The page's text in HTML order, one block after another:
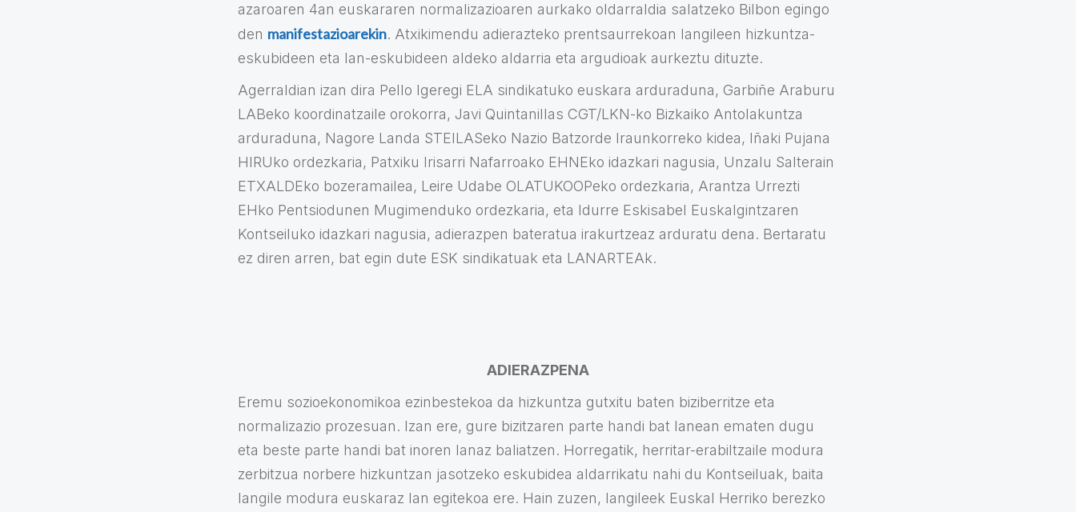
azaroaren 4an euskararen normalizazioaren aurkako oldarraldia salatzeko Bilbon egingo
den manifestazioarekin. Atxikimendu adierazteko prentsaurrekoan langileen hizkuntza-
eskubideen eta lan-eskubideen aldeko aldarria eta argudioak aurkeztu dituzte.
Agerraldian izan dira Pello Igeregi ELA sindikatuko euskara arduraduna, Garbiñe Araburu
LABeko koordinatzaile orokorra, Javi Quintanillas CGT/LKN-ko Bizkaiko Antolakuntza
arduraduna, Nagore Landa STEILASeko Nazio Batzorde Iraunkorreko kidea, Iñaki Pujana
HIRUko ordezkaria, Patxiku Irisarri Nafarroako EHNEko idazkari nagusia, Unzalu Salterain
ETXALDEko bozeramailea, Leire Udabe OLATUKOOPeko ordezkaria, Arantza Urrezti
EHko Pentsiodunen Mugimenduko ordezkaria, eta Idurre Eskisabel Euskalgintzaren
Kontseiluko idazkari nagusia, adierazpen bateratua irakurtzeaz arduratu dena. Bertaratu
ez diren arren, bat egin dute ESK sindikatuak eta LANARTEAk.
ADIERAZPENA
Eremu sozioekonomikoa ezinbestekoa da hizkuntza gutxitu baten biziberritze eta
normalizazio prozesuan. Izan ere, gure bizitzaren parte handi bat lanean ematen dugu
eta beste parte handi bat inoren lanaz baliatzen. Horregatik, herritar-erabiltzaile modura
zerbitzua norbere hizkuntzan jasotzeko eskubidea aldarrikatu nahi du Kontseiluak, baita
langile modura euskaraz lan egitekoa ere. Hain zuzen, langileek Euskal Herriko berezko